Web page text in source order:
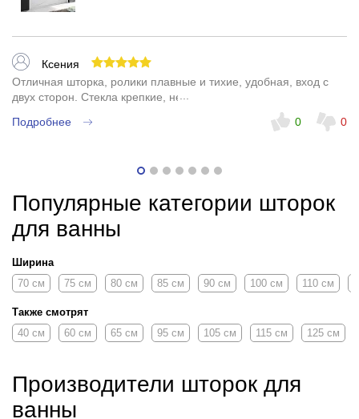
Ксения
Отличная шторка, ролики плавные и тихие, удобная, вход с
двух сторон. Стекла крепкие, не дребезжат. Рекомендую.
Подробнее
0 0
Популярные категории шторок
для ванны
Ширина
70 см
75 см 80 см 85 см 90 см 100 см 110 см
Также смотрят
40 см
60 см 65 см 95 см 105 см 115 см 125 см
Производители шторок для
ванны